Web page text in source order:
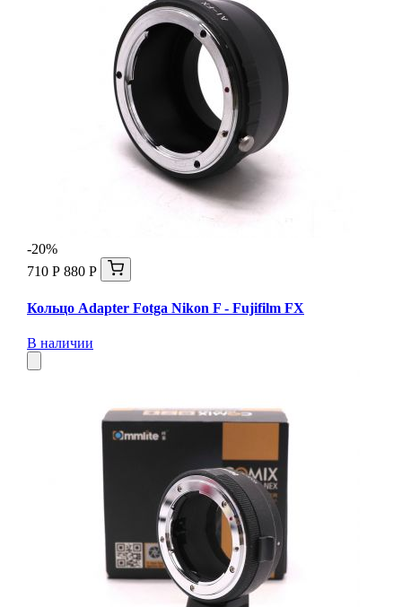
-20%
710 Р 880 Р
Кольцо Adapter Fotga Nikon F - Fujifilm FX
В наличии